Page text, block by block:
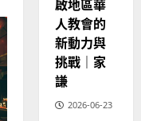
｜
黃
約
瑟
02-
佳
美
見
證
陽
6
馬
來
西
亞
華
的
德
啟地區華
人教會的
新動力與
挑戰｜家
謙
2026-06-23